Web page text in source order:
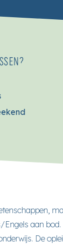
aan bod.
De